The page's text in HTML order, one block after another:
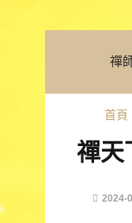
禪
首頁
禪天
2024-